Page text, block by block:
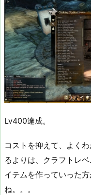
Lv400達成。
コストを抑えて、よく
るよりは、クラフトレ
イテムを作っていった
ね。。。